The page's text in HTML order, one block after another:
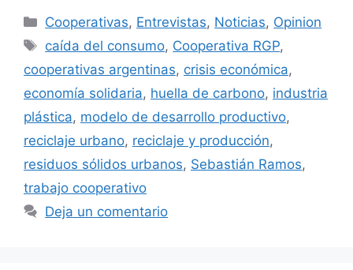
Cooperativas, Entrevistas, Noticias, Opinion
caída del consumo, Cooperativa RGP,
cooperativas argentinas, crisis económica,
economía solidaria, huella de carbono, industria
plástica, modelo de desarrollo productivo,
reciclaje urbano, reciclaje y producción,
residuos sólidos urbanos, Sebastián Ramos,
trabajo cooperativo
Deja un comentario